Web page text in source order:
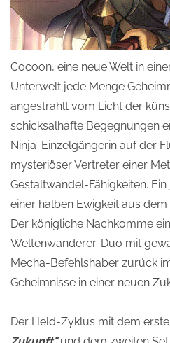
Cocoon, eine neue Welt in
Unterwelt jede Menge
angestrahlt vom Licht der
schicksalhafte Begegnungen
Ninja-Einzelgängerin auf der
mysteriöser Vertreter einer
Gestaltwandel-Fähigkeiten.
einer halben Ewigkeit aus
Der königliche Nachkomme
Weltenwanderer-Duo mit
Mecha-Befehlshaber zurück
Geheimnisse in einer neuen
Der Held-Zyklus mit dem